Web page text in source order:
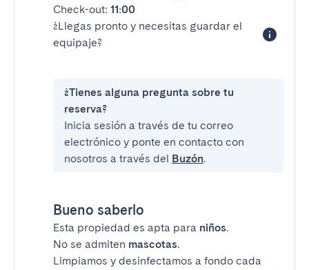
Check-out: 11:00
¿Llegas pronto y necesitas guardar el
equipaje?
¿Tienes alguna pregunta sobre tu
reserva?
Inicia sesión a través de tu correo
electrónico y ponte en contacto con
nosotros a través del Buzón.
Bueno saberlo
Esta propiedad es apta para niños.
No se admiten mascotas.
Limpiamos y desinfectamos a fondo cada